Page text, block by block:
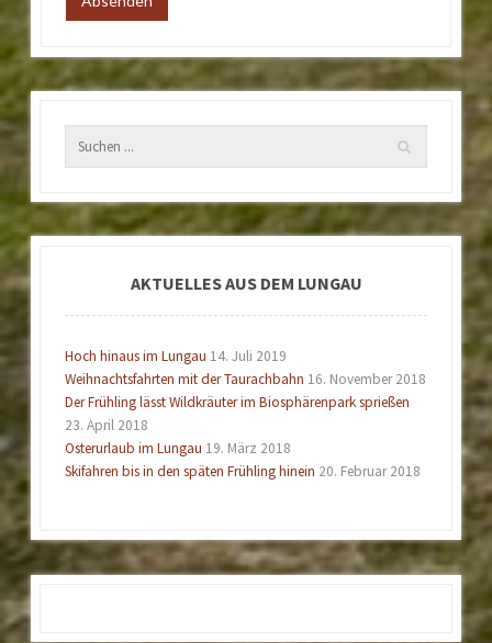
AKTUELLES AUS DEM LUNGAU
Hoch hinaus im Lungau 14. Juli 2019
Weihnachtsfahrten mit der Taurachbahn 16. November 2018
Der Frühling lässt Wildkräuter im Biosphärenpark sprießen
23. April 2018
Osterurlaub im Lungau 19. März 2018
Skifahren bis in den späten Frühling hinein 20. Februar 2018